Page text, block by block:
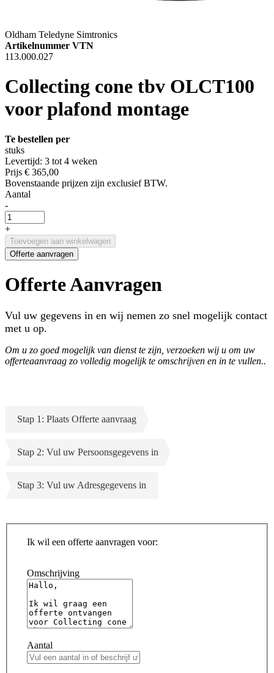
Oldham Teledyne Simtronics
Artikelnummer VTN
113.000.027
Collecting cone tbv OLCT100
voor plafond montage
Te bestellen per
stuks
Levertijd: 3 tot 4 weken
Prijs € 365,00
Bovenstaande prijzen zijn exclusief BTW.
Aantal
-
+
Toevoegen aan winkelwagen
Offerte aanvragen
Offerte Aanvragen
Vul uw gegevens in en wij nemen zo snel mogelijk contact
met u op.
Om u zo goed mogelijk van dienst te zijn, verzoeken wij u om uw
offerteaanvraag zo volledig mogelijk te omschrijven en in te vullen..
Stap 1: Plaats Offerte aanvraag
Stap 2: Vul uw Persoonsgegevens in
Stap 3: Vul uw Adresgegevens in
Ik wil een offerte aanvragen voor:
Omschrijving
Aantal